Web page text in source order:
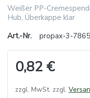
Weißer PP-
Hub, Überkappe klar
Art.-Nr.
propax-3-
0,82 €
zzgl. MwSt. zzgl.